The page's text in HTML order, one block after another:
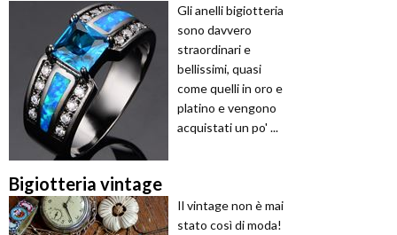
Gli anelli bigiotteria
sono davvero
straordinari e
bellissimi, quasi
come quelli in oro e
platino e vengono
acquistati un po' ...
Bigiotteria vintage
Il vintage non è mai
stato così di moda!